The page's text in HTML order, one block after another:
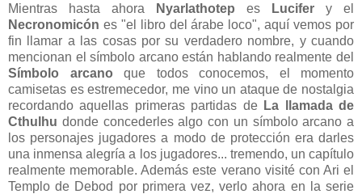
Mientras hasta ahora
Nyarlathotep es Lucifer y el
Necronomicón es "el libro del árabe loco", aquí vemos por
fin llamar a las cosas por su verdadero nombre, y cuando
mencionan el símbolo arcano están hablando realmente del
Símbolo arcano que todos conocemos, el momento
camisetas es estremecedor, me vino un ataque de nostalgia
recordando aquellas primeras partidas de La llamada de
Cthulhu donde concederles algo con un símbolo arcano a
los personajes jugadores a modo de protección era darles
una inmensa alegría a los jugadores... tremendo, un capítulo
realmente memorable. Además este verano visité con Ari el
Templo de Debod por primera vez, verlo ahora en la serie